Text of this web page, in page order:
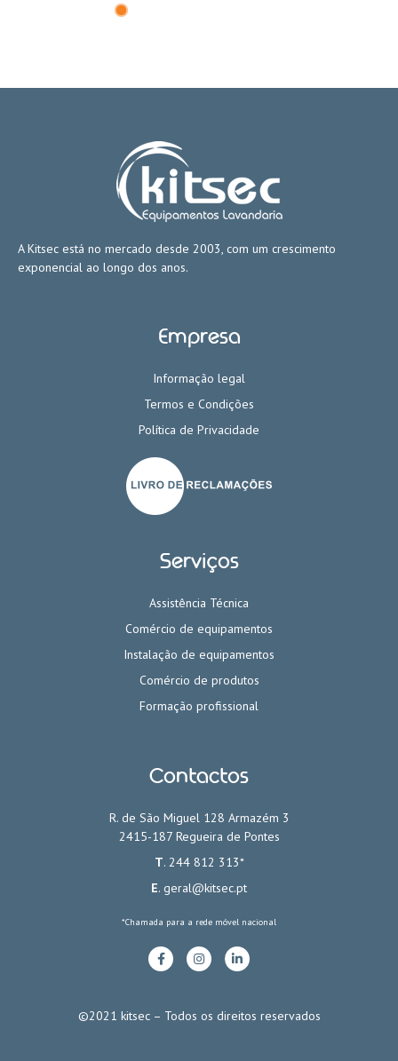
A Kitsec está no mercado desde 2003, com um crescimento
exponencial ao longo dos anos.
Empresa
Informação legal
Termos e Condições
Política de Privacidade
Serviços
Assistência Técnica
Comércio de equipamentos
Instalação de equipamentos
Comércio de produtos
Formação profissional
Contactos
R. de São Miguel 128 Armazém 3
2415-187 Regueira de Pontes
T. 244 812 313*
E. geral@kitsec.pt
*Chamada para a rede móvel nacional
©2021 kitsec – Todos os direitos reservados